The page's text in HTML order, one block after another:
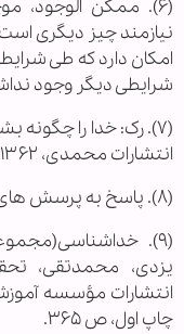
(۶). ممکن الوجود،
نیازمند چیز دیگری
امکان دارد که طی
شرایطی دیگر وجود
(۷). رک: خدا را چگونه
انتشارات محمدی، ۱۳۶۲هـ. ش، چاپ اول، ص ۸۵.
(۸). پاسخ به پرسش های مذهبی، همان، ص ۴۹.
(۹).
یزدی، محمدتقی،
چاپ اول، ص ۳۶۵.